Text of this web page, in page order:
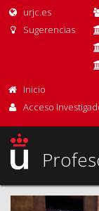
urjc.es
Sugerencias
Inicio
Acceso